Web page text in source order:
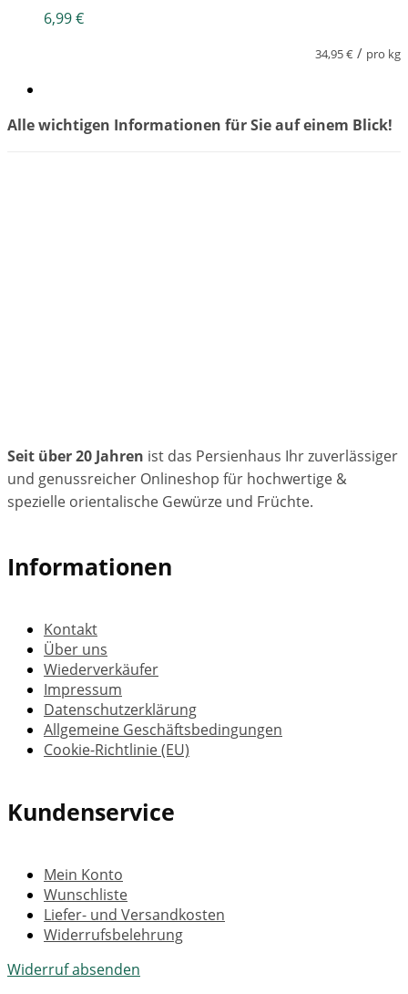
6,99€
34,95€ / pro kg
Alle wichtigen Informationen für Sie auf einem Blick!
Seit über 20 Jahren ist das Persienhaus Ihr zuverlässiger
und genussreicher Onlineshop für hochwertige &
spezielle orientalische Gewürze und Früchte.
Informationen
Kontakt
Über uns
Wiederverkäufer
Impressum
Datenschutzerklärung
Allgemeine Geschäftsbedingungen
Cookie-Richtlinie (EU)
Kundenservice
Mein Konto
Wunschliste
Liefer- und Versandkosten
Widerrufsbelehrung
Widerruf absenden